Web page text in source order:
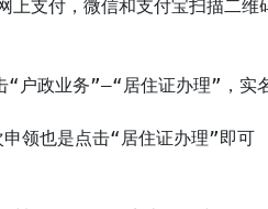
户政业务”—“居住证办理”，实